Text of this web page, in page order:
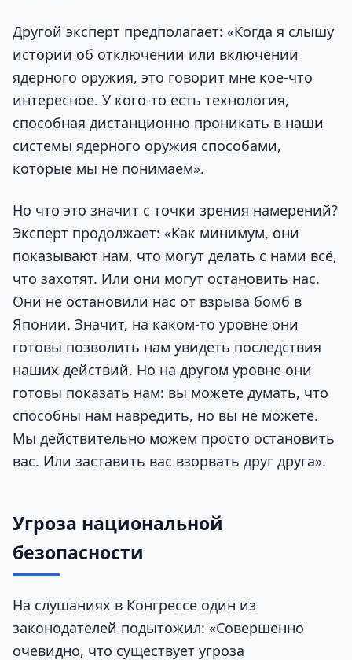
Другой эксперт предполагает: «Когда я слышу
истории об отключении или включении
ядерного оружия, это говорит мне кое-что
интересное. У кого-то есть технология,
способная дистанционно проникать в наши
системы ядерного оружия способами,
которые мы не понимаем».
Но что это значит с точки зрения намерений?
Эксперт продолжает: «Как минимум, они
показывают нам, что могут делать с нами всё,
что захотят. Или они могут остановить нас.
Они не остановили нас от взрыва бомб в
Японии. Значит, на каком-то уровне они
готовы позволить нам увидеть последствия
наших действий. Но на другом уровне они
готовы показать нам: вы можете думать, что
способны нам навредить, но вы не можете.
Мы действительно можем просто остановить
вас. Или заставить вас взорвать друг друга».
Угроза национальной
безопасности
На слушаниях в Конгрессе один из
законодателей подытожил: «Совершенно
очевидно, что существует угроза